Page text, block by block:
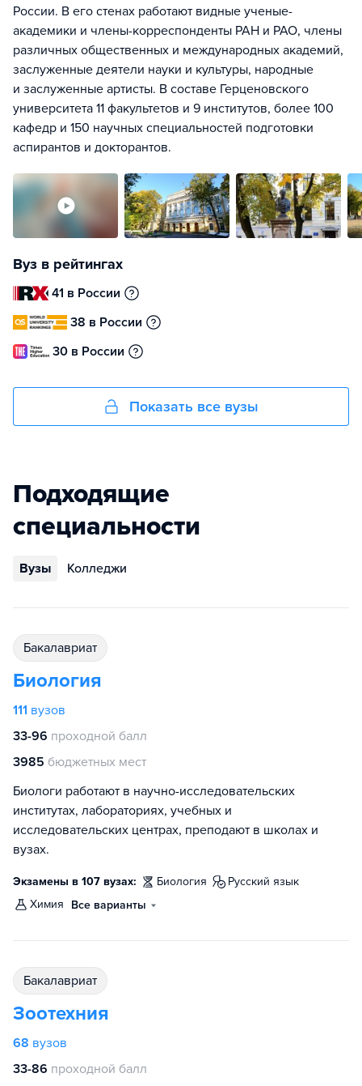
России. В его стенах работают видные ученые-
академики и члены-корреспонденты РАН и РАО, члены
различных общественных и международных академий,
заслуженные деятели науки и культуры, народные
и заслуженные артисты. В составе Герценовского
университета 11 факультетов и 9 институтов, более 100
кафедр и 150 научных специальностей подготовки
аспирантов и докторантов.
Вуз в рейтингах
41 в России
38 в России
30 в России
Показать все вузы
Подходящие
специальности
Вузы Колледжи
бакалавриат
Биология
111 вузов
33-96 проходной балл
3985 бюджетных мест
Биологи работают в научно-исследовательских
институтах, лабораториях, учебных и
исследовательских центрах, преподают в школах и
вузах.
Экзамены в 107 вузах: биология
русский язык
химия
Все варианты
бакалавриат
Зоотехния
68 вузов
33-86 проходной балл